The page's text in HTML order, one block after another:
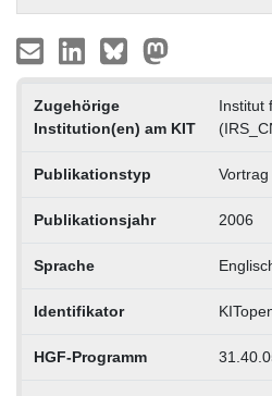
Zugehörige
Institution(en) am KIT
Institut
Publikationstyp Vortrag
Publikationsjahr 2006
Sprache
Identifikator
HGF-Programm